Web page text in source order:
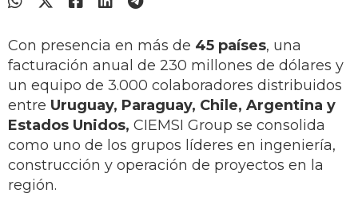
Con presencia en más de 45 países, una
facturación anual de 230 millones de dólares y
un equipo de 3.000 colaboradores distribuidos
entre Uruguay, Paraguay, Chile, Argentina y
Estados Unidos, CIEMSI Group se consolida
como uno de los grupos líderes en ingeniería,
construcción y operación de proyectos en la
región.